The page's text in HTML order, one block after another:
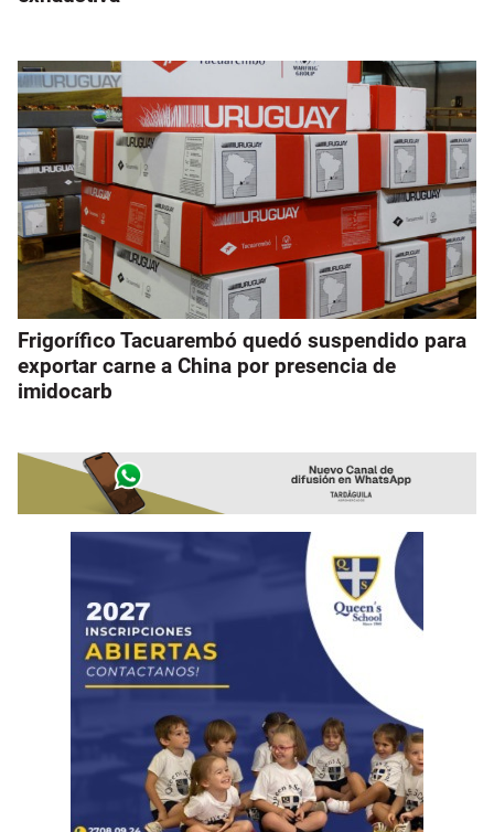
Frigorífico Tacuarembó quedó suspendido para
exportar carne a China por presencia de
imidocarb